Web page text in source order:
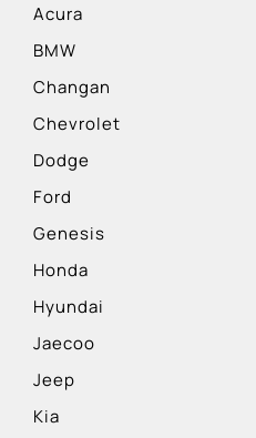
Acura
BMW
Changan
Chevrolet
Dodge
Ford
Genesis
Honda
Hyundai
Jaecoo
Jeep
Kia